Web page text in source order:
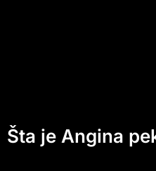
Šta je Angina